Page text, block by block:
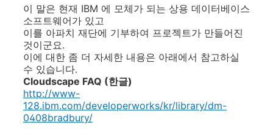
이 말은 현재 IBM 에 모체가 되는 상용 데이터베이스
소프트웨어가 있고
이를 아파치 재단에 기부하여 프로젝트가 만들어진
것이군요.
이에 대한 좀 더 자세한 내용은 아래에서 참고하실
수 있습니다.
Cloudscape FAQ (한글)
http://www-
128.ibm.com/developerworks/kr/library/dm-
0408bradbury/